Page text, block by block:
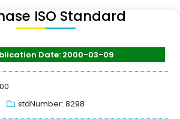
ISO Standard
Date: 2000-03-09
stdNumber: 8298